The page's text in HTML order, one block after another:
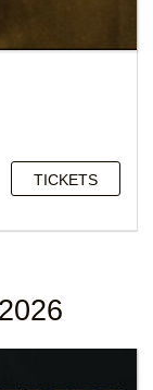
TICKETS